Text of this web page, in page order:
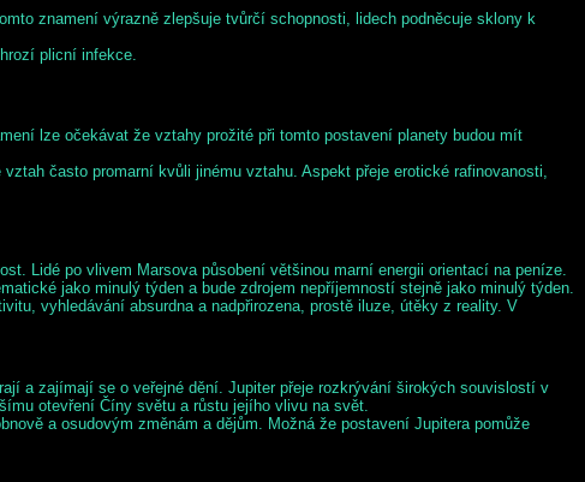
znamení výrazně zlepšuje tvůrčí schopnosti, lidech podněcuje sklony k
plicní infekce.
lze očekávat že vztahy prožité při tomto postavení planety budou mít
často promarní kvůli jinému vztahu. Aspekt přeje erotické rafinovanosti,
Lidé po vlivem Marsova působení většinou marní energii orientací na peníze.
jako minulý týden a bude zdrojem nepříjemností stejně jako minulý týden.
vyhledávání absurdna a nadpřirozena, prostě iluze, útěky z reality. V
a zajímají se o veřejné dění. Jupiter přeje rozkrývání širokých souvislostí v
otevření Číny světu a růstu jejího vlivu na svět.
a osudovým změnám a dějům. Možná že postavení Jupitera pomůže